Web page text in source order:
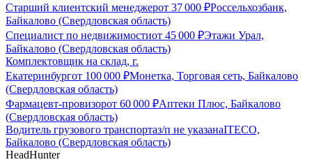
Старший клиентский менеджерот 37 000 ₽Россельхозбанк,
Байкалово (Свердловская область)
Специалист по недвижимостиот 45 000 ₽Этажи Урал,
Байкалово (Свердловская область)
Комплектовщик на склад, г.
Екатеринбургот 100 000 ₽Монетка, Торговая сеть, Байкалово
(Свердловская область)
Фармацевт-провизорот 60 000 ₽Аптеки Плюс, Байкалово
(Свердловская область)
Водитель грузового транспортаз/п не указанаITECO,
Байкалово (Свердловская область)
HeadHunter